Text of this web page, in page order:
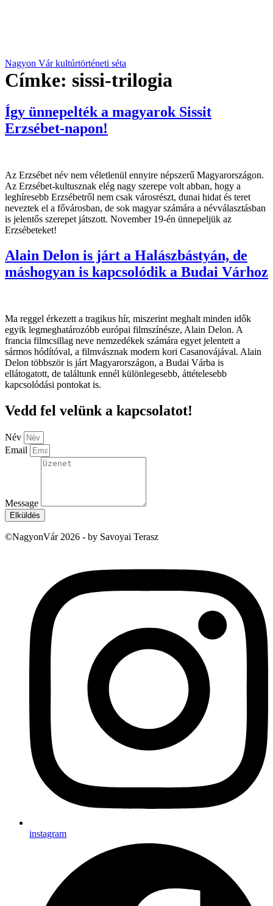
Nagyon Vár kultúrtörténeti séta
Címke: sissi-trilogia
Így ünnepelték a magyarok Sissit
Erzsébet-napon!
Az Erzsébet név nem véletlenül ennyire népszerű Magyarországon.
Az Erzsébet-kultusznak elég nagy szerepe volt abban, hogy a
leghíresebb Erzsébetről nem csak városrészt, dunai hidat és teret
neveztek el a fővárosban, de sok magyar számára a névválasztásban
is jelentős szerepet játszott. November 19-én ünnepeljük az
Erzsébeteket!
Alain Delon is járt a Halászbástyán, de
máshogyan is kapcsolódik a Budai Várhoz
Ma reggel érkezett a tragikus hír, miszerint meghalt minden idők
egyik legmeghatározóbb európai filmszínésze, Alain Delon. A
francia filmcsillag neve nemzedékek számára egyet jelentett a
sármos hódítóval, a filmvásznak modern kori Casanovájával. Alain
Delon többször is járt Magyarországon, a Budai Várba is
ellátogatott, de találtunk ennél különlegesebb, áttételesebb
kapcsolódási pontokat is.
Vedd fel velünk a kapcsolatot!
Név
Email
Message
Elküldés
©NagyonVár 2026 - by Savoyai Terasz
instagram